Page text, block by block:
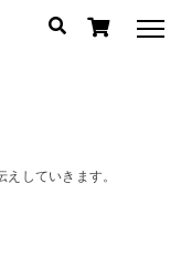
していきます。